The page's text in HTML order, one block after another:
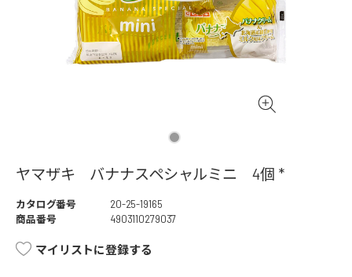
ヤマザキ バナナスペシャルミニ 4個 *
カタログ番号
20-25-19165
商品番号
4903110279037
マイリストに登録する